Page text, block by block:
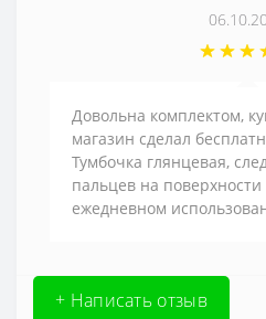
Довольна комплектом,
магазин сделал
Тумбочка глянцевая,
пальцев на
ежедневном
+ Написать отзыв